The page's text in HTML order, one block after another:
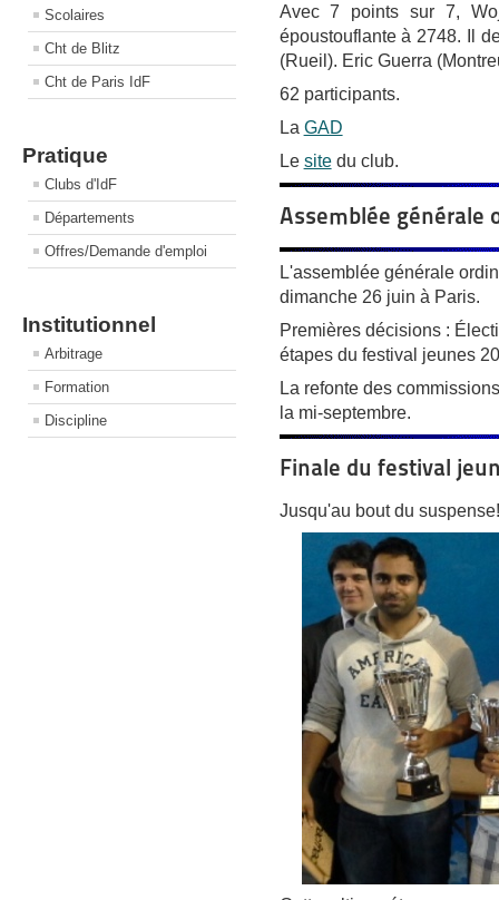
Scolaires
Cht de Blitz
Cht de Paris IdF
Pratique
Clubs d'IdF
Départements
Offres/Demande d'emploi
Institutionnel
Arbitrage
Formation
Discipline
Avec 7 points sur 7,
époustouflante à 2748. Il
(Rueil). Eric Guerra
62 participants.
La GAD
Le sitedu club.
Assemblée générale
L'assemblée générale
dimanche 26 juin à Paris.
Premières décisions :
étapes du festival jeunes
La refonte des
la mi-septembre.
Finale du festival
Jusqu'au bout du suspense!